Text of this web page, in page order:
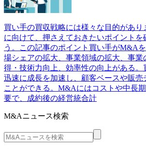
買い手の買収戦略には様々な目的があ
に向けて、押さえておきたいポイントを
う。この記事のポイント買い手がM&A
場シェアの拡大、事業領域の拡大、事業
得・技術力向上、効率性の向上がある。
迅速に成長を加速し、顧客ベースや販売
ことができる。M&Aにはコストや中長
要で、成約後の経営統合計
M&Aニュース検索